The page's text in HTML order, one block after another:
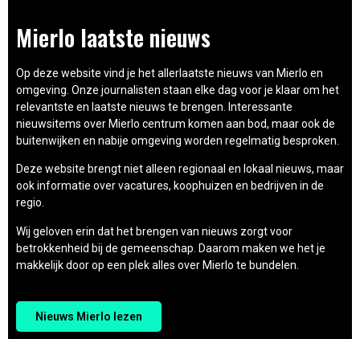
Mierlo laatste nieuws
Op deze website vind je het allerlaatste nieuws van Mierlo en
omgeving. Onze journalisten staan elke dag voor je klaar om het
relevantste en laatste nieuws te brengen. Interessante
nieuwsitems over Mierlo centrum komen aan bod, maar ook de
buitenwijken en nabije omgeving worden regelmatig besproken.
Deze website brengt niet alleen regionaal en lokaal nieuws, maar
ook informatie over vacatures, koophuizen en bedrijven in de
regio.
Wij geloven erin dat het brengen van nieuws zorgt voor
betrokkenheid bij de gemeenschap. Daarom maken we het je
makkelijk door op een plek alles over Mierlo te bundelen.
Nieuws Mierlo lezen